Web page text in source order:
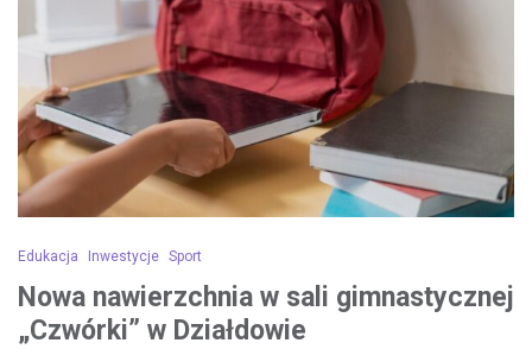
Edukacja Inwestycje Sport
Nowa nawierzchnia w sali gimnastycznej
„Czwórki” w Działdowie